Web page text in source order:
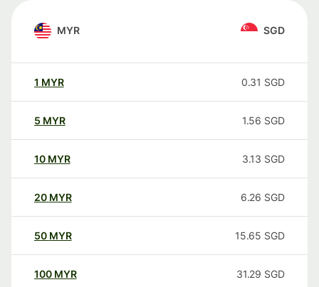
MYR SGD
1 MYR 0.31 SGD
5 MYR 1.56 SGD
10 MYR 3.13 SGD
20 MYR 6.26 SGD
50 MYR 15.65 SGD
100 MYR 31.29 SGD